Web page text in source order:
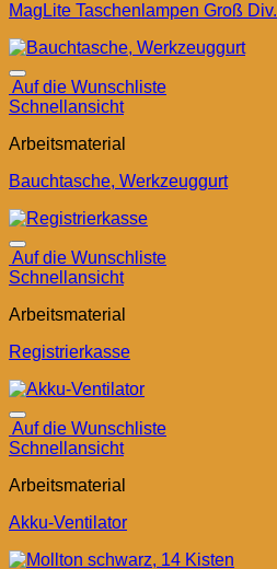
MagLite Taschenlampen Groß Div.
Auf die Wunschliste
Schnellansicht
Arbeitsmaterial
Bauchtasche, Werkzeuggurt
Auf die Wunschliste
Schnellansicht
Arbeitsmaterial
Registrierkasse
Auf die Wunschliste
Schnellansicht
Arbeitsmaterial
Akku-Ventilator